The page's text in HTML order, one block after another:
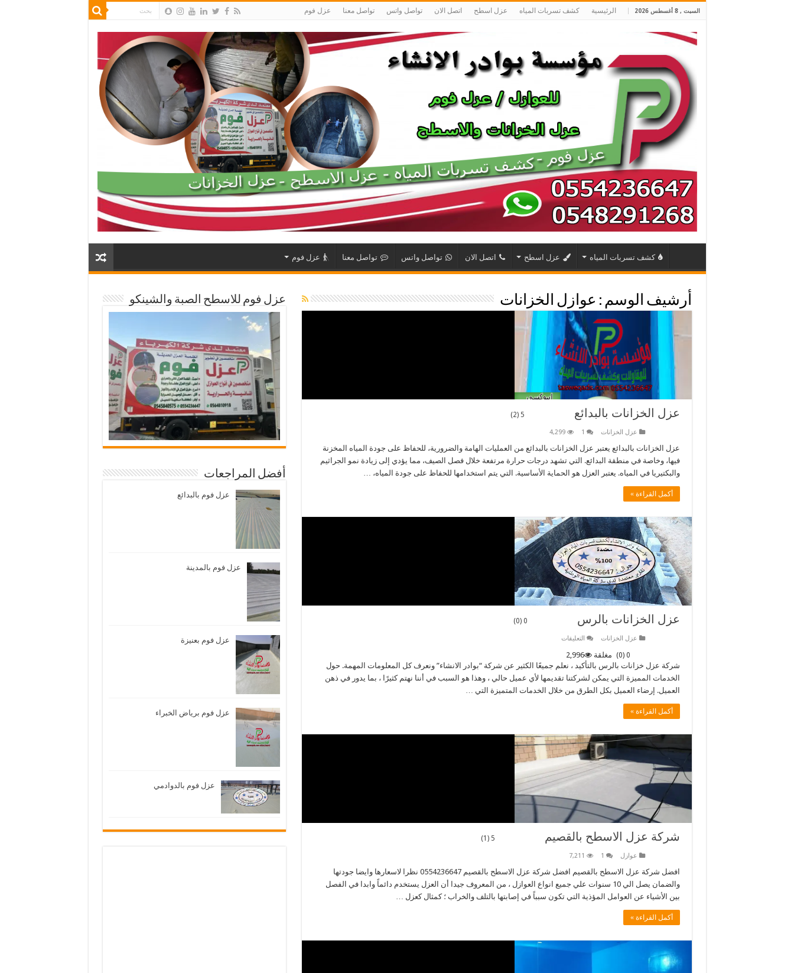
السبت , 8 أغسطس 2026 الرئيسية كشف تسربات المياه عزل اسطح اتصل الان تواصل واتس تواصل معنا عزل فوم
كشف تسربات المياه عزل اسطح اتصل الان تواصل واتس تواصل معنا عزل فوم
أرشيف الوسم : عوازل الخزانات
عزل الخزانات بالبدائع 5 (2)
عزل الخزانات 1
4,299
عزل الخزانات بالبدائع يعتبر عزل الخزانات بالبدائع من العمليات الهامة والضرورية، للحفاظ على جودة المياه المخزنة
فيها، وخاصة في منطقة البدائع. التي تشهد درجات حرارة مرتفعة خلال فصل الصيف، مما يؤدي إلى زيادة نمو الجراثيم
والبكتيريا في المياه. يعتبر العزل هو الحماية الأساسية. التي يتم استخدامها للحفاظ على جودة المياه، …
أكمل القراءة »
عزل الخزانات بالرس 0 (0)
عزل الخزانات التعليقات
0 (0) مغلقة
2,996
شركة عزل خزانات بالرس بالتأكيد ، نعلم جميعًا الكثير عن شركة “بوادر الانشاء” ونعرف كل المعلومات المهمة. حول
الخدمات المميزة التي يمكن لشركتنا تقديمها لأي عميل حالي ، وهذا هو السبب في أننا نهتم كثيرًا ، بما يدور في ذهن
العميل. إرضاء العميل بكل الطرق من خلال الخدمات المتميزة التي …
أكمل القراءة »
شركة عزل الاسطح بالقصيم 5 (1)
عوازل 1
7,211
افضل شركة عزل الاسطح بالقصيم افضل شركة عزل الاسطح بالقصيم 0554236647 نظرا لاسعارها وايضا جودتها
والضمان يصل الي 10 سنوات علي جميع انواع العوازل ، من المعروف جيدا أن العزل يستخدم دائماً وابدا في الفصل
بين الأشياء عن العوامل المؤذية التي تكون سبباً في إصابتها بالتلف والخراب ؛ كمثال كعزل …
أكمل القراءة »
عزل فوم للاسطح الصبة والشينكو
أفضل المراجعات
عزل فوم بالبدائع
عزل فوم بالمدينة
عزل فوم بعنيزة
عزل فوم برياض الخبراء
عزل فوم بالدوادمي